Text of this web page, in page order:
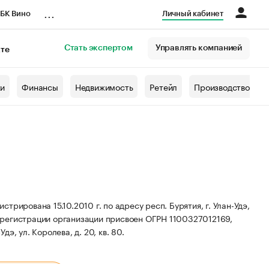
Вино Личный кабинет
Стать экспертом Управлять компанией
Финансы Недвижимость Ретейл Производство
15.10.2010 г. по адресу респ. Бурятия, г. Улан-Удэ,
организации присвоен ОГРН 1100327012169,
ул. Королева, д. 20, кв. 80.